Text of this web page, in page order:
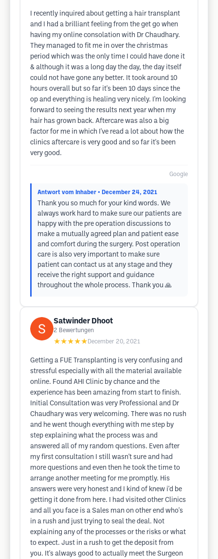
I recently inquired about getting a hair transplant
and I had a brilliant feeling from the get go when
having my online consolation with Dr Chaudhary.
They managed to fit me in over the christmas
period which was the only time I could have done it
& although it was a long day the day, the day itself
could not have gone any better. It took around 10
hours overall but so far it's been 10 days since the
op and everything is healing very nicely. I'm looking
forward to seeing the results next year when my
hair has grown back. Aftercare was also a big
factor for me in which I've read a lot about how the
clinics aftercare is very good and so far it's been
very good.
Google
Antwort vom Inhaber • December 24, 2021
Thank you so much for your kind words. We
always work hard to make sure our patients are
happy with the pre operation discussions to
make a mutually agreed plan and patient ease
and comfort during the surgery. Post operation
care is also very important to make sure
patient can contact us at any stage and they
receive the right support and guidance
throughout the whole process. Thank you 🙏
Satwinder Dhoot
2 Bewertungen
★★★★★ December 20, 2021
Getting a FUE Transplanting is very confusing and
stressful especially with all the material available
online. Found AHI Clinic by chance and the
experience has been amazing from start to finish.
Initial Consultation was very Professional and Dr
Chaudhary was very welcoming. There was no rush
and he went though everything with me step by
step explaining what the process was and
answered all of my random questions. Even after
my first consultation I still wasn't sure and had
more questions and even then he took the time to
arrange another meeting for me promptly. His
answers were very honest and I kind of knew i'd be
getting it done from here. I had visited other Clinics
and all you face is a Sales man on other end who's
in a rush and just trying to seal the deal. Not
explaining any of the processes or the risks or what
to expect. Just in a rush to get the deposit from
you. It's always good to actually meet the Surgeon